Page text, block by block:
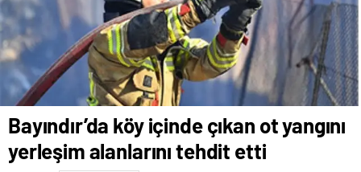
Bayındır’da köy içinde çıkan ot yangını
yerleşim alanlarını tehdit etti